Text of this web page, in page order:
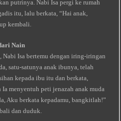
putrinya. Nabi Isa pergi ke rumah
itu, lalu berkata, “Hai anak,
kembali.
Nain
Nabi Isa bertemu dengan iring-iringan
satu-satunya anak ibunya, telah
kepada ibu itu dan berkata,
Ia menyentuh peti jenazah anak muda
Aku berkata kepadamu, bangkitlah!”
dan duduk.